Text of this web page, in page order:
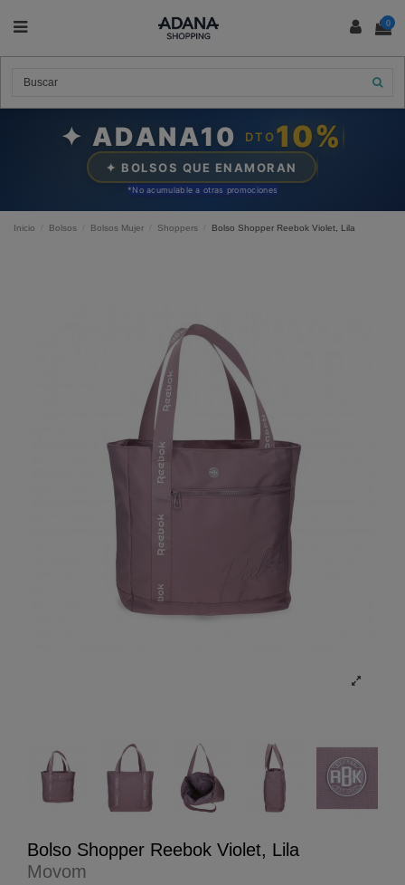
0
✦ ADANA10 DTO10%
✦ BOLSOS QUE ENAMORAN
*No acumulable a otras promociones
Inicio Bolsos Bolsos Mujer Shoppers Bolso Shopper Reebok Violet, Lila
Bolso Shopper Reebok Violet, Lila
Movom